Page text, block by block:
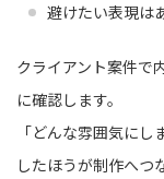
避けたい表現は
クライアント案件で
に確認します。
「どんな雰囲気にし
したほうが制作へつ